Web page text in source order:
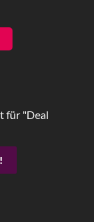
für "Deal